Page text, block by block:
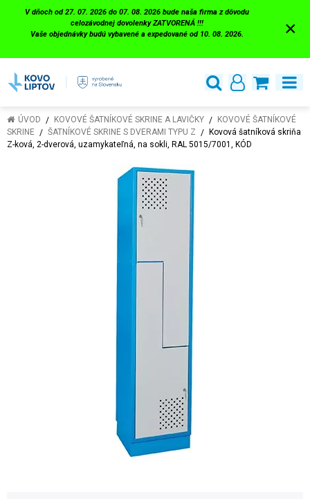
V dňoch od 27. 07. 2026 do 07. 08. 2026 bude naša firma z dôvodu
celozávodnej dovolenky ZATVORENÁ !!!
Vaše objednávky budú vybavené a expedované od 10. 08. 2026.
×
ÚVOD KOVOVÉ ŠATNÍKOVÉ SKRINE A LAVIČKY
KOVOVÉ ŠATNÍKOVÉ
SKRINE
ŠATNÍKOVÉ SKRINE S DVERAMI TYPU Z
Kovová šatníková skriňa
Z-ková, 2-dverová, uzamykateľná, na sokli, RAL 5015/7001, KÓD